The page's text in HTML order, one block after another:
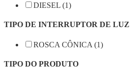
DIESEL (1)
TIPO DE INTERRUPTOR DE
ROSCA CÔNICA (1)
TIPO DO PRODUTO